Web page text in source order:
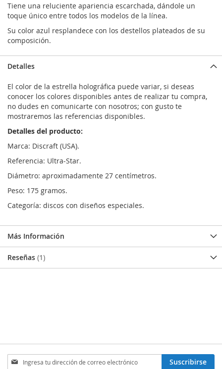
Tiene una reluciente apariencia escarchada, dándole un
toque único entre todos los modelos de la línea.
Su color azul resplandece con los destellos plateados de su
composición.
Detalles
El color de la estrella holográfica puede variar, si deseas
conocer los colores disponibles antes de realizar tu compra,
no dudes en comunicarte con nosotros; con gusto te
mostraremos las referencias disponibles.
Detalles del producto:
Marca: Discraft (USA).
Referencia: Ultra-Star.
Diámetro: aproximadamente 27 centímetros.
Peso: 175 gramos.
Categoría: discos con diseños especiales.
Más Información
Reseñas 1
Inscríbase
Suscribirse